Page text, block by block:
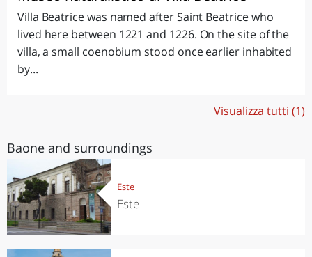
Villa Beatrice was named after Saint Beatrice who
lived here between 1221 and 1226. On the site of the
villa, a small coenobium stood once earlier inhabited
by...
Visualizza tutti (1)
Baone and surroundings
Este
Este